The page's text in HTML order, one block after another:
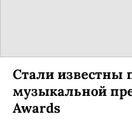
Стали известны
музыкальной
Awards